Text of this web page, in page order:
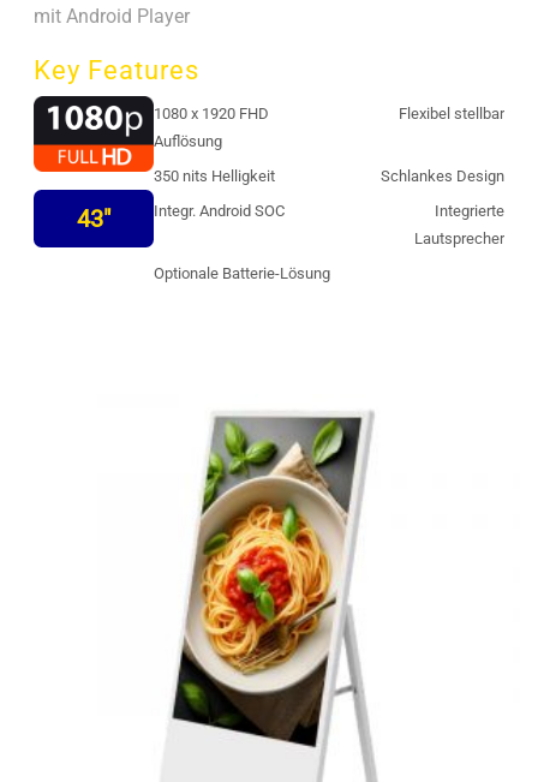
mit Android Player
Key Features
43"
1080 x 1920 FHD
Auflösung
Flexibel stellbar
350 nits Helligkeit
Schlankes Design
Integr. Android SOC
Integrierte
Lautsprecher
Optionale Batterie-Lösung